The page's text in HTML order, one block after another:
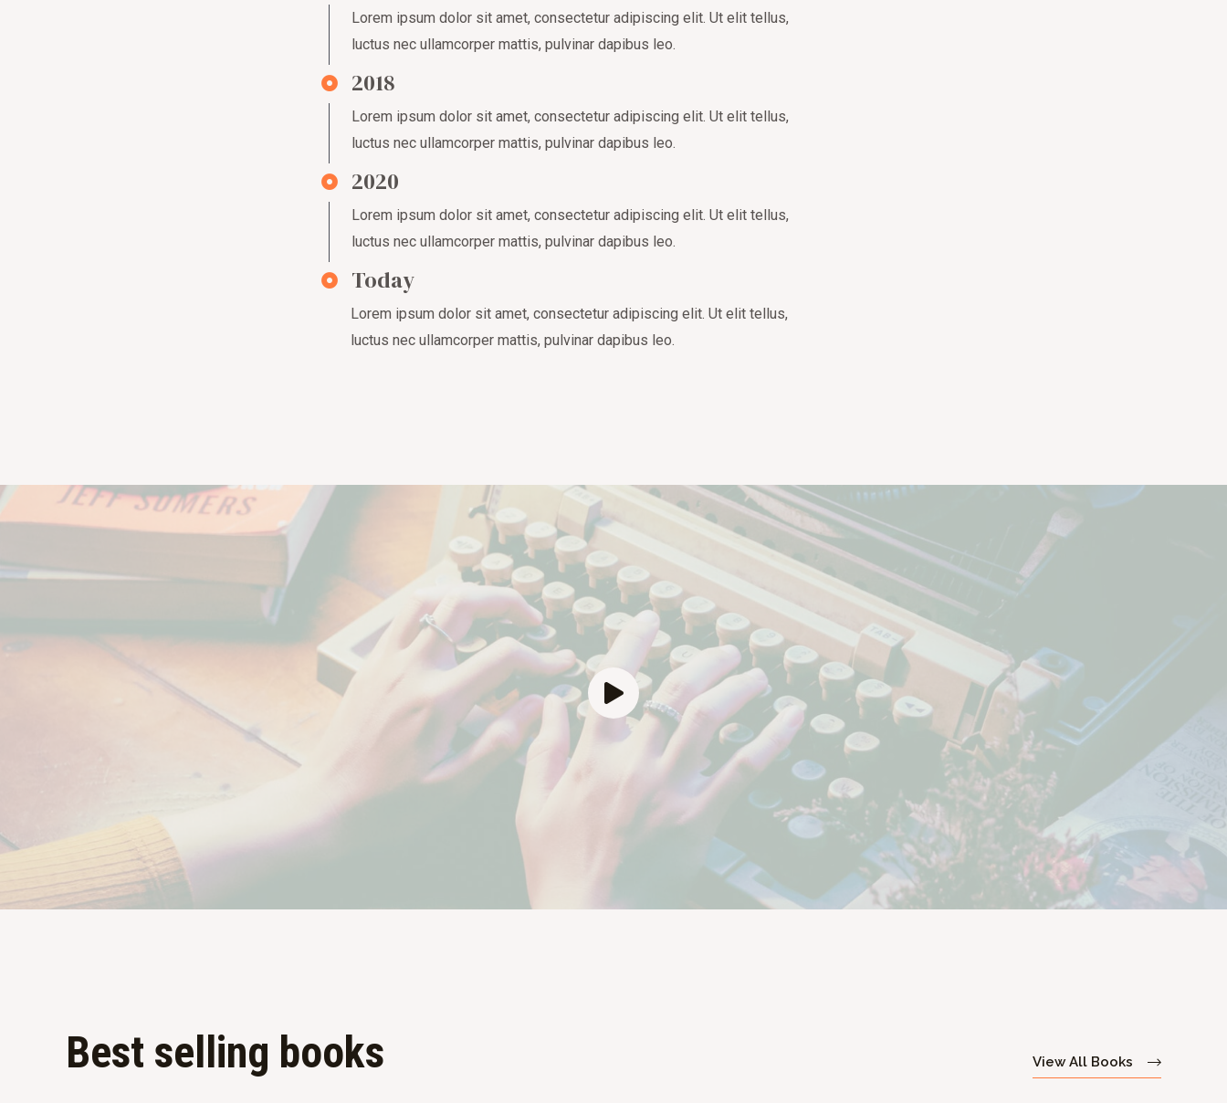
Lorem ipsum dolor sit amet, consectetur adipiscing elit. Ut elit tellus,
luctus nec ullamcorper mattis, pulvinar dapibus leo.
2018
Lorem ipsum dolor sit amet, consectetur adipiscing elit. Ut elit tellus,
luctus nec ullamcorper mattis, pulvinar dapibus leo.
2020
Lorem ipsum dolor sit amet, consectetur adipiscing elit. Ut elit tellus,
luctus nec ullamcorper mattis, pulvinar dapibus leo.
Today
Lorem ipsum dolor sit amet, consectetur adipiscing elit. Ut elit tellus,
luctus nec ullamcorper mattis, pulvinar dapibus leo.
Best selling books View All Books